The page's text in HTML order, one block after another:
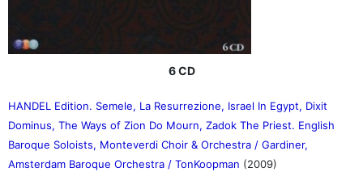
6 CD
HANDEL Edition. Semele, La Resurrezione, Israel In Egypt, Dixit
Dominus, The Ways of Zion Do Mourn, Zadok The Priest. English
Baroque Soloists, Monteverdi Choir & Orchestra / Gardiner,
Amsterdam Baroque Orchestra / TonKoopman (2009)